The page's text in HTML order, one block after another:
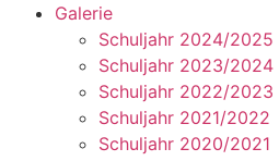
Galerie
Schuljahr 2024/2025
Schuljahr 2023/2024
Schuljahr 2022/2023
Schuljahr 2021/2022
Schuljahr 2020/2021